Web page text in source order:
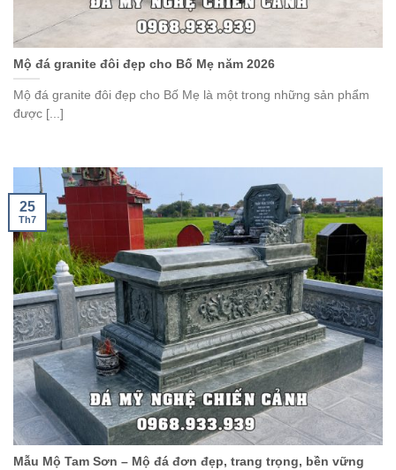
Mộ đá granite đôi đẹp cho Bố Mẹ năm 2026
Mộ đá granite đôi đẹp cho Bố Mẹ là một trong những sản phẩm
được [...]
Mẫu Mộ Tam Sơn – Mộ đá đơn đẹp, trang trọng, bền vững
25
Th7